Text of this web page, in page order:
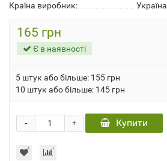
Країна виробник:
Україна
165 грн
Є в наявності
5 штук або більше: 155 грн
10 штук або більше: 145 грн
+
- Купити